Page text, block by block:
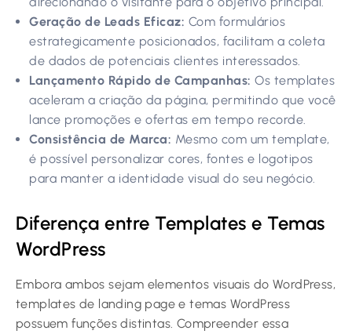
Geração de Leads Eficaz: Com formulários
estrategicamente posicionados, facilitam a coleta
de dados de potenciais clientes interessados.
Lançamento Rápido de Campanhas: Os templates
aceleram a criação da página, permitindo que você
lance promoções e ofertas em tempo recorde.
Consistência de Marca: Mesmo com um template,
é possível personalizar cores, fontes e logotipos
para manter a identidade visual do seu negócio.
Diferença entre Templates e Temas
WordPress
Embora ambos sejam elementos visuais do WordPress,
templates de landing page e temas WordPress
possuem funções distintas. Compreender essa